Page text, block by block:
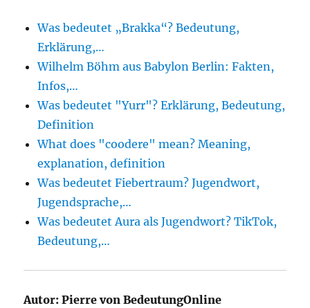
Was bedeutet „Brakka“? Bedeutung,
Erklärung,…
Wilhelm Böhm aus Babylon Berlin: Fakten,
Infos,…
Was bedeutet "Yurr"? Erklärung, Bedeutung,
Definition
What does "coodere" mean? Meaning,
explanation, definition
Was bedeutet Fiebertraum? Jugendwort,
Jugendsprache,…
Was bedeutet Aura als Jugendwort? TikTok,
Bedeutung,…
Autor: Pierre von BedeutungOnline